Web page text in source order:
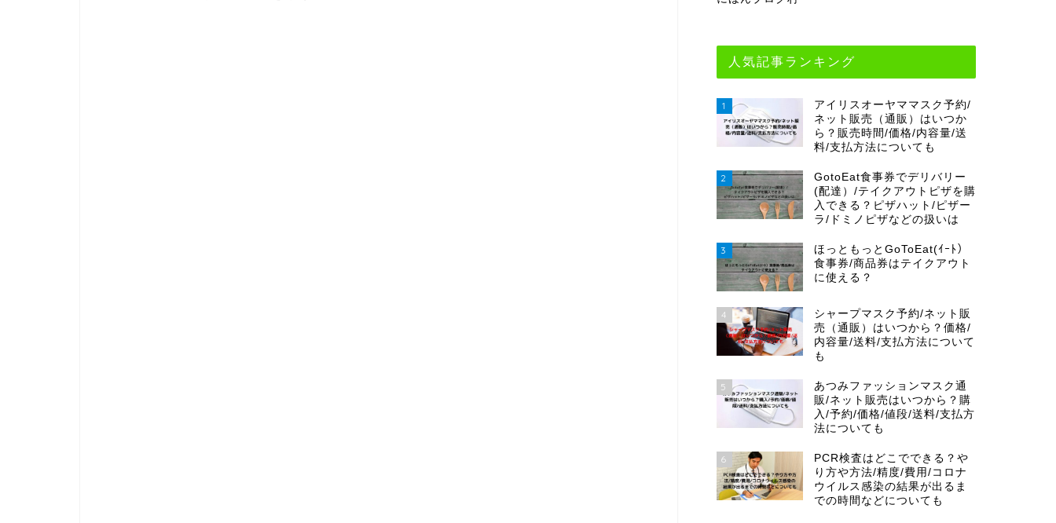
人気記事ランキング
1
アイリスオーヤママスク予約/
ネット販売（通販）はいつか
ら？販売時間/価格/内容量/送
料/支払方法についても
2
GotoEat食事券でデリバリー
(配達）/テイクアウトピザを購
入できる？ピザハット/ピザー
ラ/ドミノピザなどの扱いは
3
ほっともっとGoToEat(ｲｰﾄ）
食事券/商品券はテイクアウト
に使える？
4
シャープマスク予約/ネット販
売（通販）はいつから？価格/
内容量/送料/支払方法について
も
5
あつみファッションマスク通
販/ネット販売はいつから？購
入/予約/価格/値段/送料/支払方
法についても
6
PCR検査はどこでできる？や
り方や方法/精度/費用/コロナ
ウイルス感染の結果が出るま
での時間などについても